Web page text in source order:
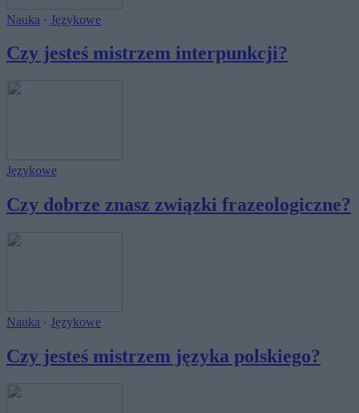
Nauka · Językowe
Czy jesteś mistrzem interpunkcji?
Językowe
Czy dobrze znasz związki frazeologiczne?
Nauka · Językowe
Czy jesteś mistrzem języka polskiego?